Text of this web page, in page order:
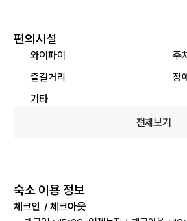
편의시설
와이파이
주
즐길거리
장
기타
전체보기
숙소 이용 정보
체크인 / 체크아웃